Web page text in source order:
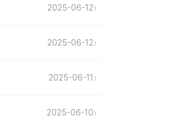
2025-06-12›
2025-06-12›
2025-06-11 ›
2025-06-10›